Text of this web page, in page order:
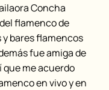
Concha
flamenco de
bares flamencos
fue amiga de
que me acuerdo
en vivo y en